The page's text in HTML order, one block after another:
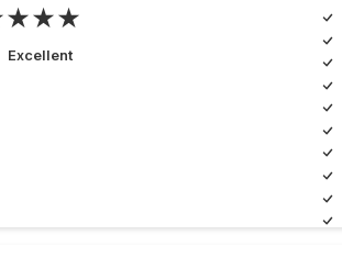
Excellent